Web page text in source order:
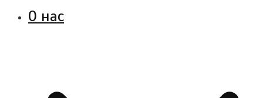
комплекса услуг по сертификации
О нас